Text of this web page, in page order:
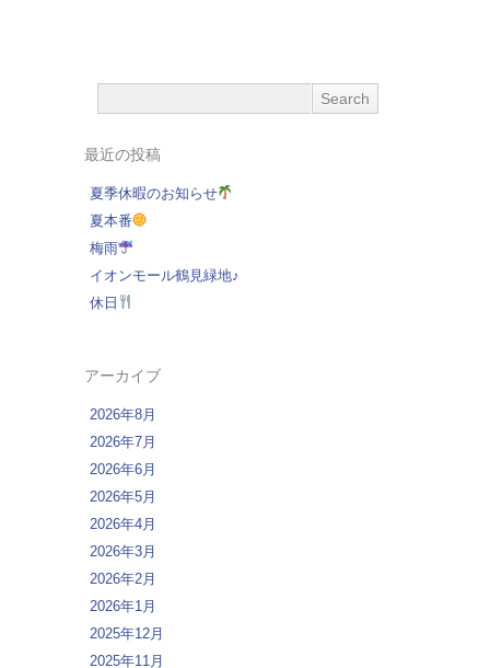
最近の投稿
夏季休暇のお知らせ
夏本番
梅雨
イオンモール鶴見緑地♪
休日
アーカイブ
2026年8月
2026年7月
2026年6月
2026年5月
2026年4月
2026年3月
2026年2月
2026年1月
2025年12月
2025年11月